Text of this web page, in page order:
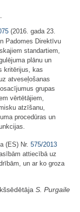
(2016. gada 23.
Padomes Direktīvu
standartiem,
plānu un
kritērijus, kas
atveseļošanas
grupas
vērtētājiem,
atzīšanu,
procedūras un
(ES) Nr. 575/2013
attiecībā uz
un ar ko groza
S. Purgaile